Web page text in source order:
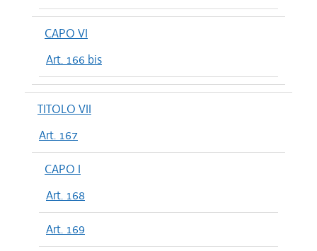
CAPO VI
Art. 166 bis
TITOLO VII
Art. 167
CAPO I
Art. 168
Art. 169